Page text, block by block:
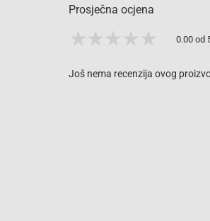
Prosječna ocjena
0.00 od
Još nema recenzija ovog